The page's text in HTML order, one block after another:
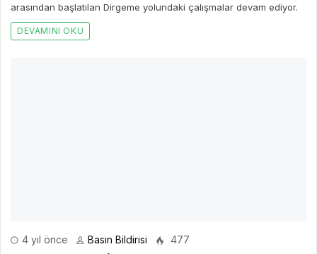
arasından başlatılan Dirgeme yolundaki çalışmalar devam ediyor.
DEVAMINI OKU
4 yıl önce Basın Bildirisi 477